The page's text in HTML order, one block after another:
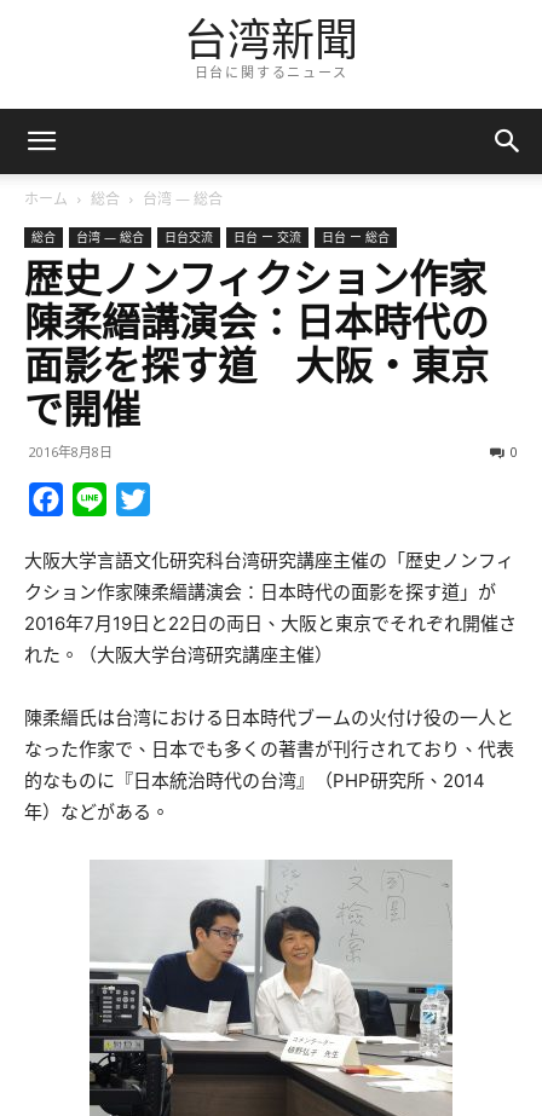
台湾新聞
日台に関するニュース
ホーム 総合 台湾 — 総合
総合 台湾 — 総合 日台交流 日台 ー 交流 日台 ー 総合
歴史ノンフィクション作家
陳柔縉講演会：日本時代の
面影を探す道 大阪・東京
で開催
2016年8月8日 0
Facebook
Line
大阪大学言語文化研究科台湾研究講座主催の「歴史ノンフィ
クション作家陳柔縉講演会：日本時代の面影を探す道」が
2016年7月19日と22日の両日、大阪と東京でそれぞれ開催さ
れた。（大阪大学台湾研究講座主催）
陳柔縉氏は台湾における日本時代ブームの火付け役の一人と
なった作家で、日本でも多くの著書が刊行されており、代表
的なものに『日本統治時代の台湾』（PHP研究所、2014
年）などがある。